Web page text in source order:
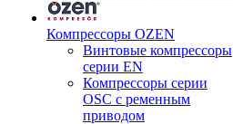
Компрессоры OZEN
Винтовые компрессоры
серии EN
Компрессоры серии
OSC с ременным
приводом